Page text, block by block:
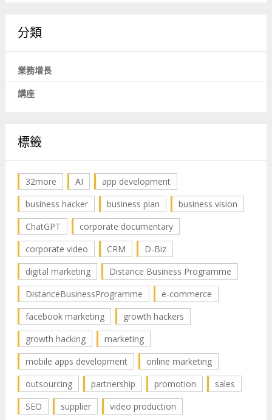
分類
業務增長
講座
標籤
32more AI
app development
business hacker
business plan
business vision
ChatGPT
corporate documentary
corporate video
CRM
D-Biz
digital marketing
Distance Business Programme
DistanceBusinessProgramme
e-commerce
facebook marketing
growth hackers
growth hacking
marketing
mobile apps development
online marketing
outsourcing
partnership promotion
sales
SEO
supplier video production